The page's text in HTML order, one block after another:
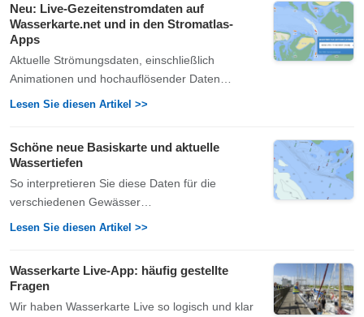
Neu: Live-Gezeitenstromdaten auf
Wasserkarte.net und in den Stromatlas-
Apps
Aktuelle Strömungsdaten, einschließlich
Animationen und hochauflösender Daten…
Lesen Sie diesen Artikel >>
Schöne neue Basiskarte und aktuelle
Wassertiefen
So interpretieren Sie diese Daten für die
verschiedenen Gewässer…
Lesen Sie diesen Artikel >>
Wasserkarte Live-App: häufig gestellte
Fragen
Wir haben Wasserkarte Live so logisch und klar